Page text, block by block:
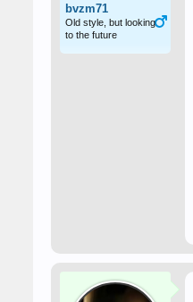
bvzm71
Old style, but looking
to the future